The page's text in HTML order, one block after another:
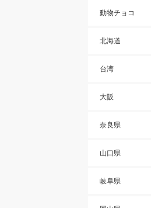
動物チョコ
北海道
台湾
大阪
奈良県
山口県
岐阜県